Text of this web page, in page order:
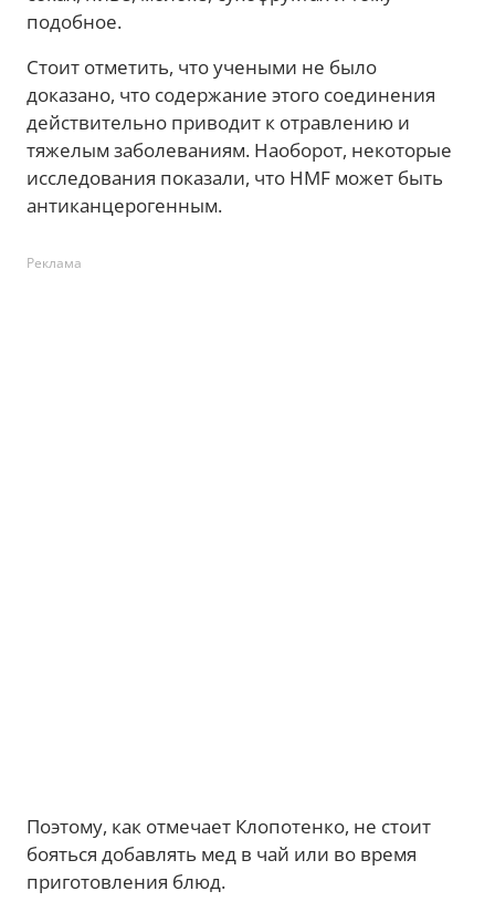
подобное.
Стоит отметить, что учеными не было
доказано, что содержание этого соединения
действительно приводит к отравлению и
тяжелым заболеваниям. Наоборот, некоторые
исследования показали, что HMF может быть
антиканцерогенным.
Реклама
Поэтому, как отмечает Клопотенко, не стоит
бояться добавлять мед в чай или во время
приготовления блюд.